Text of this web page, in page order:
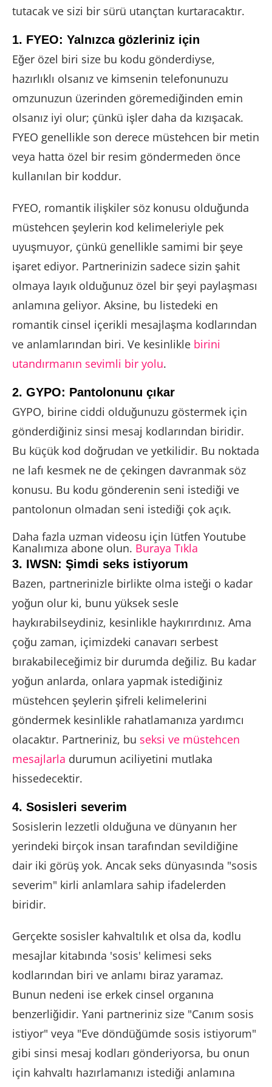
tutacak ve sizi bir sürü utançtan kurtaracaktır.
1. FYEO: Yalnızca gözleriniz için
Eğer özel biri size bu kodu gönderdiyse,
hazırlıklı olsanız ve kimsenin telefonunuzu
omzunuzun üzerinden göremediğinden emin
olsanız iyi olur; çünkü işler daha da kızışacak.
FYEO genellikle son derece müstehcen bir metin
veya hatta özel bir resim göndermeden önce
kullanılan bir koddur.
FYEO, romantik ilişkiler söz konusu olduğunda
müstehcen şeylerin kod kelimeleriyle pek
uyuşmuyor, çünkü genellikle samimi bir şeye
işaret ediyor. Partnerinizin sadece sizin şahit
olmaya layık olduğunuz özel bir şeyi paylaşması
anlamına geliyor. Aksine, bu listedeki en
romantik cinsel içerikli mesajlaşma kodlarından
ve anlamlarından biri. Ve kesinlikle birini
utandırmanın sevimli bir yolu.
2. GYPO: Pantolonunu çıkar
GYPO, birine ciddi olduğunuzu göstermek için
gönderdiğiniz sinsi mesaj kodlarından biridir.
Bu küçük kod doğrudan ve yetkilidir. Bu noktada
ne lafı kesmek ne de çekingen davranmak söz
konusu. Bu kodu gönderenin seni istediği ve
pantolonun olmadan seni istediği çok açık.
Daha fazla uzman videosu için lütfen Youtube
Kanalımıza abone olun. Buraya Tıkla
3. IWSN: Şimdi seks istiyorum
Bazen, partnerinizle birlikte olma isteği o kadar
yoğun olur ki, bunu yüksek sesle
haykırabilseydiniz, kesinlikle haykırırdınız. Ama
çoğu zaman, içimizdeki canavarı serbest
bırakabileceğimiz bir durumda değiliz. Bu kadar
yoğun anlarda, onlara yapmak istediğiniz
müstehcen şeylerin şifreli kelimelerini
göndermek kesinlikle rahatlamanıza yardımcı
olacaktır. Partneriniz, bu seksi ve müstehcen
mesajlarla durumun aciliyetini mutlaka
hissedecektir.
4. Sosisleri severim
Sosislerin lezzetli olduğuna ve dünyanın her
yerindeki birçok insan tarafından sevildiğine
dair iki görüş yok. Ancak seks dünyasında "sosis
severim" kirli anlamlara sahip ifadelerden
biridir.
Gerçekte sosisler kahvaltılık et olsa da, kodlu
mesajlar kitabında 'sosis' kelimesi seks
kodlarından biri ve anlamı biraz yaramaz.
Bunun nedeni ise erkek cinsel organına
benzerliğidir. Yani partneriniz size "Canım sosis
istiyor" veya "Eve döndüğümde sosis istiyorum"
gibi sinsi mesaj kodları gönderiyorsa, bu onun
için kahvaltı hazırlamanızı istediği anlamına